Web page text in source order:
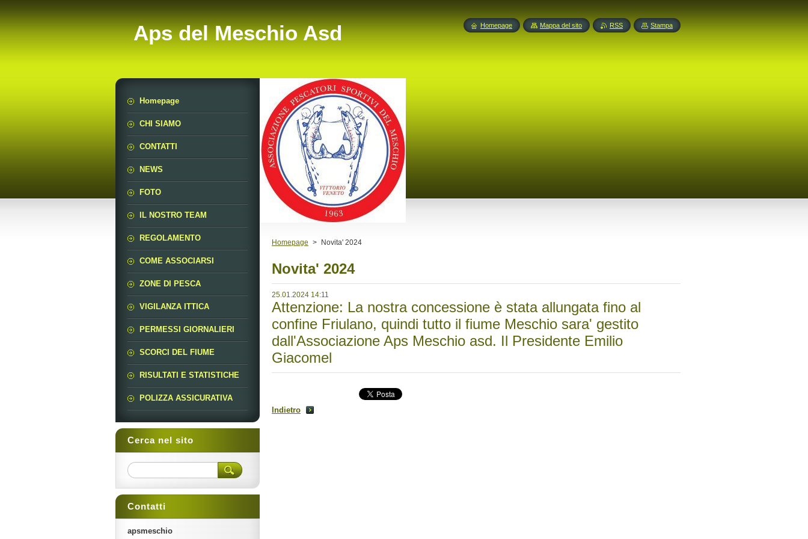
Aps del Meschio Asd
Homepage > Novita' 2024
Novita' 2024
25.01.2024 14:11
Attenzione: La nostra concessione è stata allungata fino al
confine Friulano, quindi tutto il fiume Meschio sara' gestito
dall'Associazione Aps Meschio asd. Il Presidente Emilio
Giacomel
Indietro
Homepage
CHI SIAMO
CONTATTI
NEWS
FOTO
IL NOSTRO TEAM
REGOLAMENTO
COME ASSOCIARSI
ZONE DI PESCA
VIGILANZA ITTICA
PERMESSI GIORNALIERI
SCORCI DEL FIUME
RISULTATI E STATISTICHE
POLIZZA ASSICURATIVA
Cerca nel sito
Contatti
apsmeschio
Homepage Mappa del sito RSS Stampa